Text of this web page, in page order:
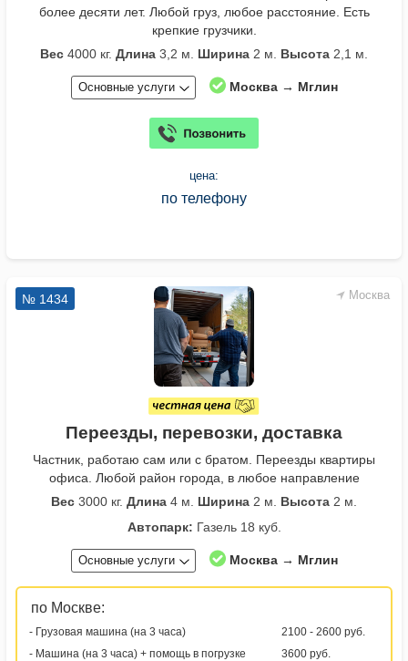
более десяти лет. Любой груз, любое расстояние. Есть
крепкие грузчики.
Вес 4000 кг. Длина 3,2 м. Ширина 2 м. Высота 2,1 м.
Основные услуги Москва → Мглин
цена:
по телефону
Москва
№ 1434
Переезды, перевозки, доставка
Частник, работаю сам или с братом. Переезды квартиры
офиса. Любой район города, в любое направление
Вес 3000 кг. Длина 4 м. Ширина 2 м. Высота 2 м.
Автопарк: Газель 18 куб.
Основные услуги Москва → Мглин
по Москве:
- Грузовая машина (на 3 часа)
2100 - 2600 руб.
- Машина (на 3 часа) + помощь в погрузке
3600 руб.